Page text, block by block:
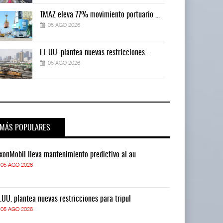
TMAZ eleva 77% movimiento portuario ...
05 AGO 2026
EE.UU. plantea nuevas restricciones ...
05 AGO 2026
MÁS POPULARES
lleva mantenimiento predictivo al au
05 AGO 2026
plantea nuevas restricciones para tripul
05 AGO 2026